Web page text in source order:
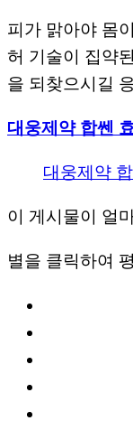
피가 맑아야 몸
허 기술이 집약
을 되찾으시길
대웅제약 합쎈
대웅제약
이 게시물이 얼
별을 클릭하여